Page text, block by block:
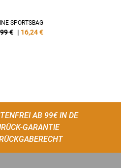
SPORTSBAG
€ | 16,24€
AB 99€ IN DE
GARANTIE